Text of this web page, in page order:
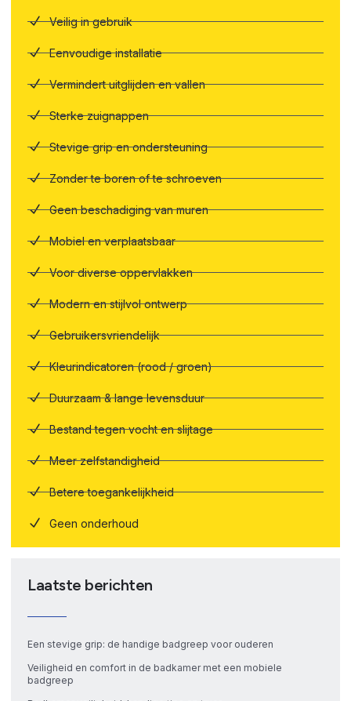
Veilig in gebruik
Eenvoudige installatie
Vermindert uitglijden en vallen
Sterke zuignappen
Stevige grip en ondersteuning
Zonder te boren of te schroeven
Geen beschadiging van muren
Mobiel en verplaatsbaar
Voor diverse oppervlakken
Modern en stijlvol ontwerp
Gebruikersvriendelijk
Kleurindicatoren (rood / groen)
Duurzaam & lange levensduur
Bestand tegen vocht en slijtage
Meer zelfstandigheid
Betere toegankelijkheid
Geen onderhoud
Laatste berichten
Een stevige grip: de handige badgreep voor ouderen
Veiligheid en comfort in de badkamer met een mobiele
badgreep